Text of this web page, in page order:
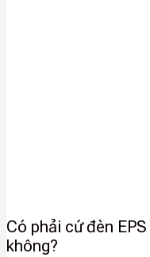
Có phải cứ đèn
không?